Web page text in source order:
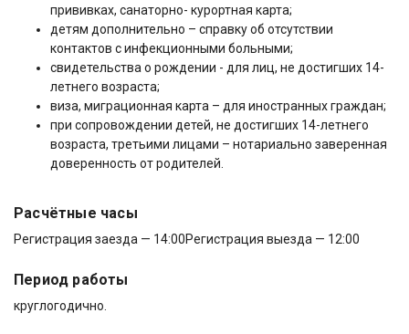
прививках, санаторно- курортная карта;
детям дополнительно – справку об отсутствии
контактов с инфекционными больными;
свидетельства о рождении - для лиц, не достигших 14-
летнего возраста;
виза, миграционная карта – для иностранных граждан;
при сопровождении детей, не достигших 14-летнего
возраста, третьими лицами – нотариально заверенная
доверенность от родителей.
Расчётные часы
Регистрация заезда — 14:00Регистрация выезда — 12:00
Период работы
круглогодично.